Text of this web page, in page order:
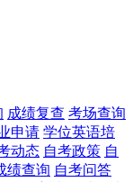
成绩复查 考场查询
申请 学位英语培
动态 自考政策 自
绩查询 自考问答